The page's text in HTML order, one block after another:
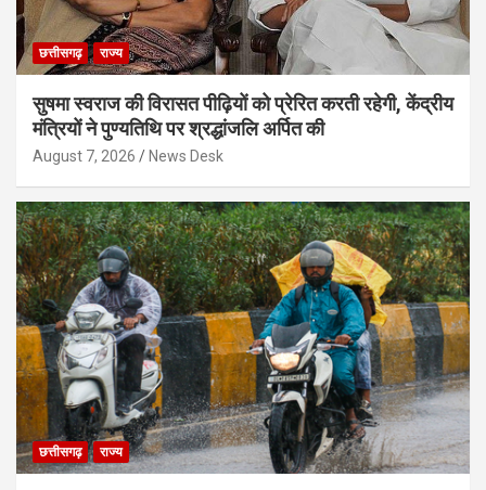
छत्तीसगढ़ राज्य
सुषमा स्वराज की विरासत पीढ़ियों को प्रेरित करती रहेगी, केंद्रीय
मंत्रियों ने पुण्यतिथि पर श्रद्धांजलि अर्पित की
August 7, 2026 News Desk
छत्तीसगढ़ राज्य